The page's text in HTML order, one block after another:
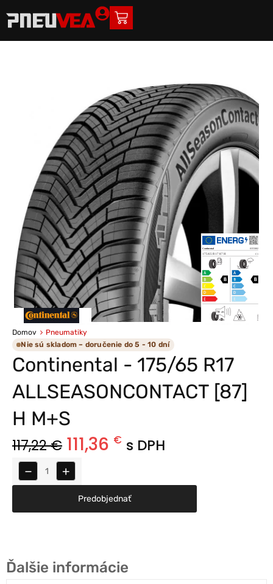
Domov
Pneumatiky
Nie sú skladom – doručenie do 5 - 10 dní
Continental - 175/65 R17
ALLSEASONCONTACT [87]
H M+S
117,22€ 111,36 € s DPH
− +
Predobjednať
Ďalšie informácie